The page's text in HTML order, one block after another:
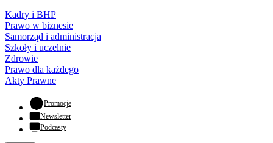
Kadry i BHP
Prawo w biznesie
Samorząd i administracja
Szkoły i uczelnie
Zdrowie
Prawo dla każdego
Akty Prawne
Promocje- otwiera się w nowej karcie
Newsletter
Podcasty